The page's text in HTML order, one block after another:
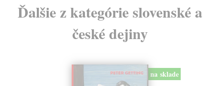
Ďalšie z kategórie slovenské a
české dejiny
na sklade